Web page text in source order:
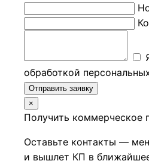
обработкой
Отправить заявку
×
Получить коммерческое
Оставьте контакты —
и вышлет КП в